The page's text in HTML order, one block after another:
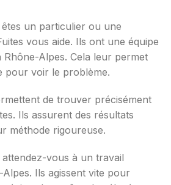
un particulier ou une
vous aide. Ils ont une équipe
Alpes. Cela leur permet
pour voir le problème.
de trouver précisément
Ils assurent des résultats
méthode rigoureuse.
vous à un travail
Ils agissent vite pour